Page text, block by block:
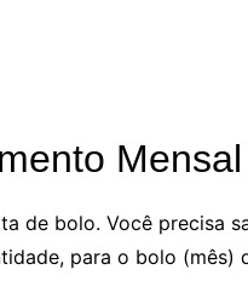
Mensal
de bolo. Você precisa
para o bolo (mês)